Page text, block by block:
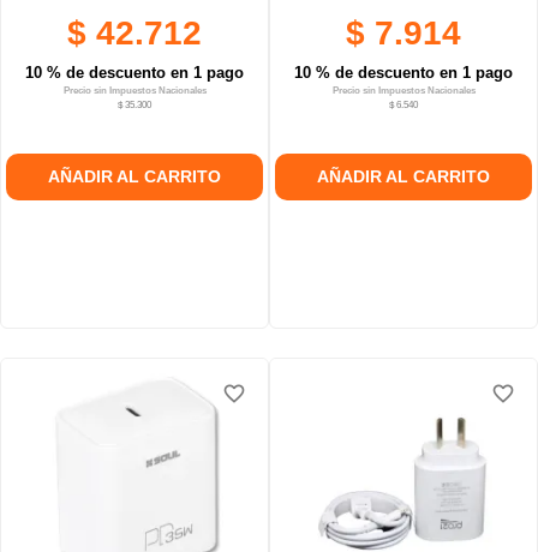
$ 42.712
10 % de descuento en 1 pago
Precio sin Impuestos Nacionales
$ 35.300
AÑADIR AL CARRITO
$ 7.914
10 % de descuento en 1 pago
Precio sin Impuestos Nacionales
$ 6.540
AÑADIR AL CARRITO
favorite_border
favorite_border
favorite_border favorite_border
favorite_border
favorite_border